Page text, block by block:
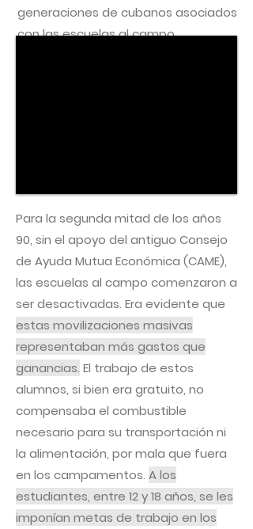
generaciones de cubanos asociados
con las escuelas al campo.
Para la segunda mitad de los años
90, sin el apoyo del antiguo Consejo
de Ayuda Mutua Económica (CAME),
las escuelas al campo comenzaron a
ser desactivadas. Era evidente que
estas movilizaciones masivas
representaban más gastos que
ganancias. El trabajo de estos
alumnos, si bien era gratuito, no
compensaba el combustible
necesario para su transportación ni
la alimentación, por mala que fuera
en los campamentos. A los
estudiantes, entre 12 y 18 años, se les
imponían metas de trabajo en los